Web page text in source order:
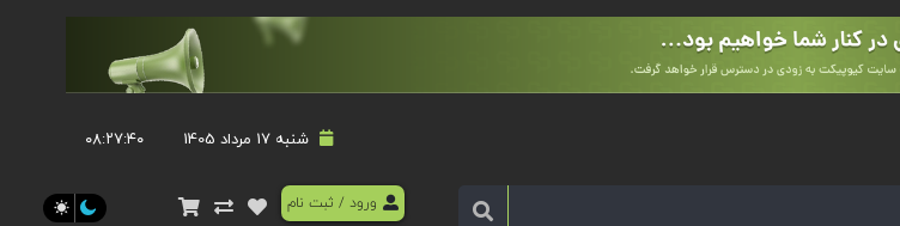
شنبه 17 مرداد 1405 ۰۸:۲۷:۴۱
ورود / ثبت نام